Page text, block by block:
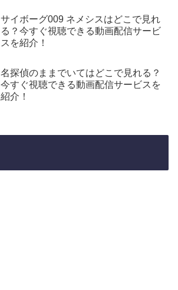
サイボーグ009 ネメシスはどこで見れ
る？今すぐ視聴できる動画配信サービ
スを紹介！
名探偵のままでいてはどこで見れる？
今すぐ視聴できる動画配信サービスを
紹介！